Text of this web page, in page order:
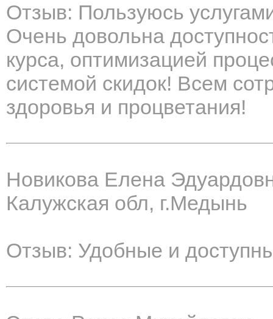
Отзыв: Пользуюсь
Очень довольна
курса, оптимизацией
системой скидок! Всем
здоровья и процветания!
Новикова Елена
Калужская обл, г.Медынь
Отзыв: Удобные и